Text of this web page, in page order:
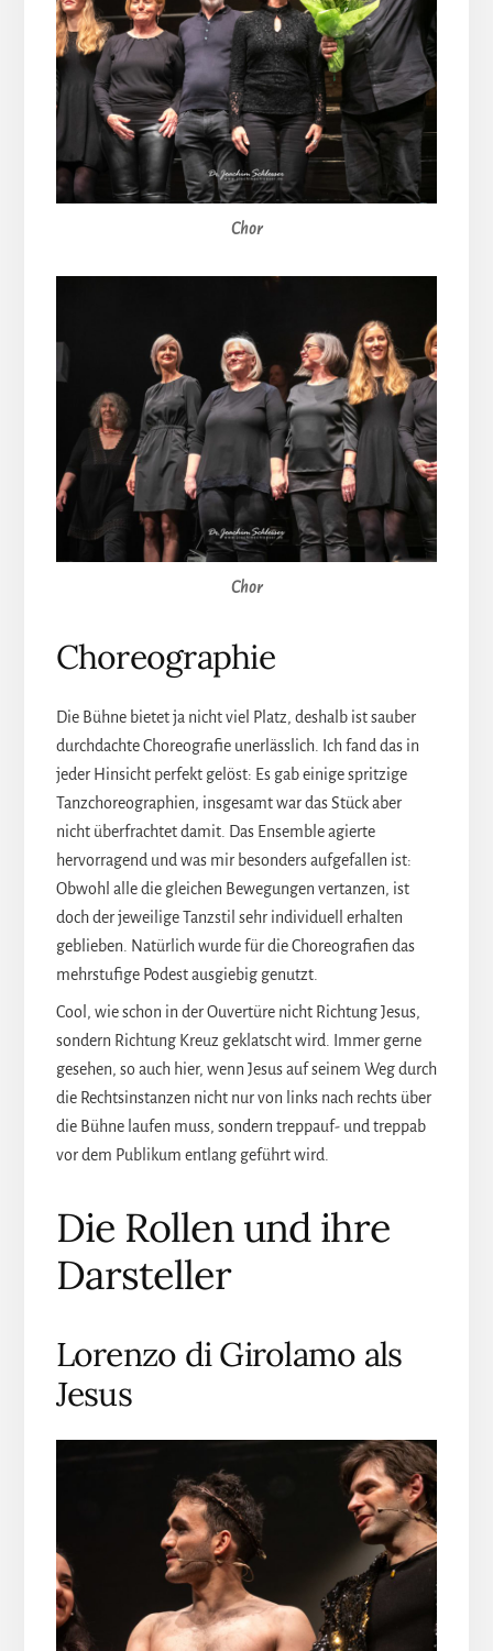
Chor
Chor
Choreographie
Die Bühne bietet ja nicht viel Platz, deshalb ist sauber
durchdachte Choreografie unerlässlich. Ich fand das in
jeder Hinsicht perfekt gelöst: Es gab einige spritzige
Tanzchoreographien, insgesamt war das Stück aber
nicht überfrachtet damit. Das Ensemble agierte
hervorragend und was mir besonders aufgefallen ist:
Obwohl alle die gleichen Bewegungen vertanzen, ist
doch der jeweilige Tanzstil sehr individuell erhalten
geblieben. Natürlich wurde für die Choreografien das
mehrstufige Podest ausgiebig genutzt.
Cool, wie schon in der Ouvertüre nicht Richtung Jesus,
sondern Richtung Kreuz geklatscht wird. Immer gerne
gesehen, so auch hier, wenn Jesus auf seinem Weg durch
die Rechtsinstanzen nicht nur von links nach rechts über
die Bühne laufen muss, sondern treppauf- und treppab
vor dem Publikum entlang geführt wird.
Die Rollen und ihre
Darsteller
Lorenzo di Girolamo als
Jesus